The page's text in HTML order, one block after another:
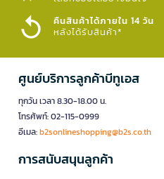
คืนสินค้าได้ภายใน 14 วัน
หลังได้รับสินค้า*
ศูนย์บริการลูกค้าบีทูเอส
ทุกวัน เวลา 8.30-18.00 น.
โทรศัพท์: 02-115-0999
อีเมล:b2sonlineshopping@b2s.co.th
การสนับสนุนลูกค้า